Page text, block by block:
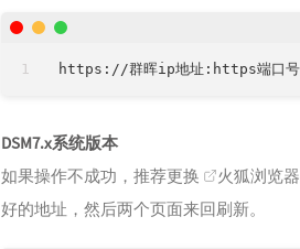
DSM7.x系统版本
如果操作不成功，推荐更换
火狐浏览器
好的地址，然后两个页面来回刷新。